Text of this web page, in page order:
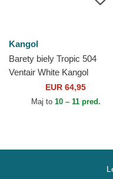
Kangol
Barety biely Tropic 504
Ventair White Kangol
EUR 64,95
Maj to 10 – 11 pred.